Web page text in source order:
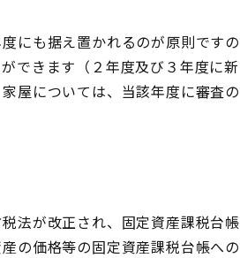
にも据え置かれるのが原則ですの
できます（２年度及び３年度に新
屋については、当該年度に審査の
法が改正され、固定資産課税台帳
の価格等の固定資産課税台帳への